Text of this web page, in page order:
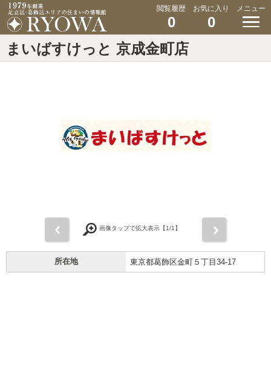
閲覧履歴
0
お気に入り
0
メニュー
まいばすけっと 京成金町店
画像タップで拡大表示【1/1】
所在地 東京都葛飾区金町５丁目34-17